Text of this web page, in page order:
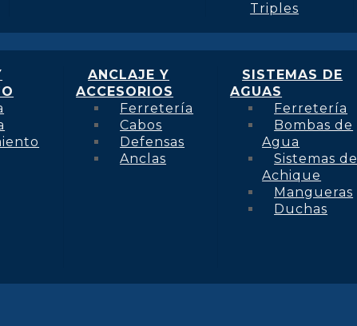
Triples
ANCLAJE Y
ACCESORIOS
Ferretería
Cabos
Defensas
Anclas
SISTEMAS DE
AGUAS
Ferretería
Bombas de
Agua
Sistemas de
Achique
Mangueras
Duchas